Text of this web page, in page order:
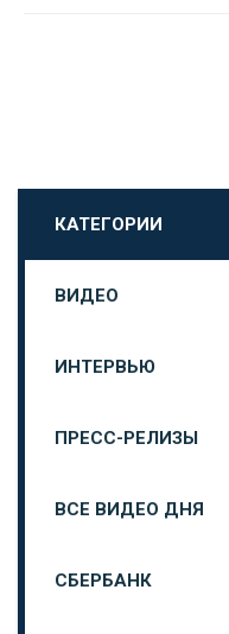
КАТЕГОРИИ
ВИДЕО
ИНТЕРВЬЮ
ПРЕСС-РЕЛИЗЫ
ВСЕ ВИДЕО ДНЯ
СБЕРБАНК